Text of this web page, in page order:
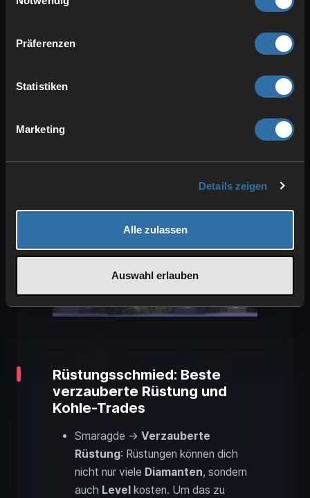
Präferenzen
Statistiken
Marketing
Details zeigen
Alle zulassen
Auswahl erlauben
Daher ist es eine wunderbare Quelle,
praktisch ist.
Rüstungsschmied: Beste
verzauberte Rüstung und
Kohle-Trades
Smaragde → Verzauberte
Rüstung: Rüstungen können dich
nicht nur viele Diamanten, sondern
auch Level kosten. Um das zu